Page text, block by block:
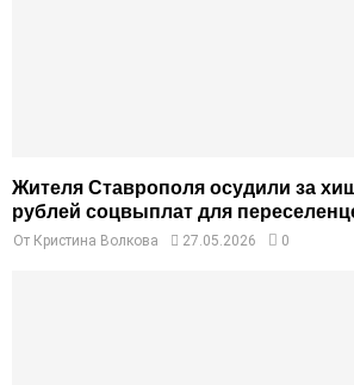
Жителя Ставрополя осудили за
рублей соцвыплат для
От Кристина Волкова 27.05.2026 0